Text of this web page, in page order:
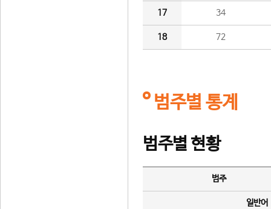
17 34
18 72
범주별 통계
범주별 현황
범주
일반어